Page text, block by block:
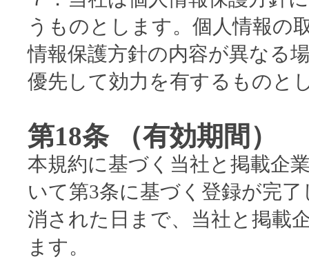
うものとします。個人情報の
情報保護方針の内容が異なる
優先して効力を有するものと
第18条 （有効期間）
本規約に基づく当社と掲載企
いて第3条に基づく登録が完
消された日まで、当社と掲載
ます。